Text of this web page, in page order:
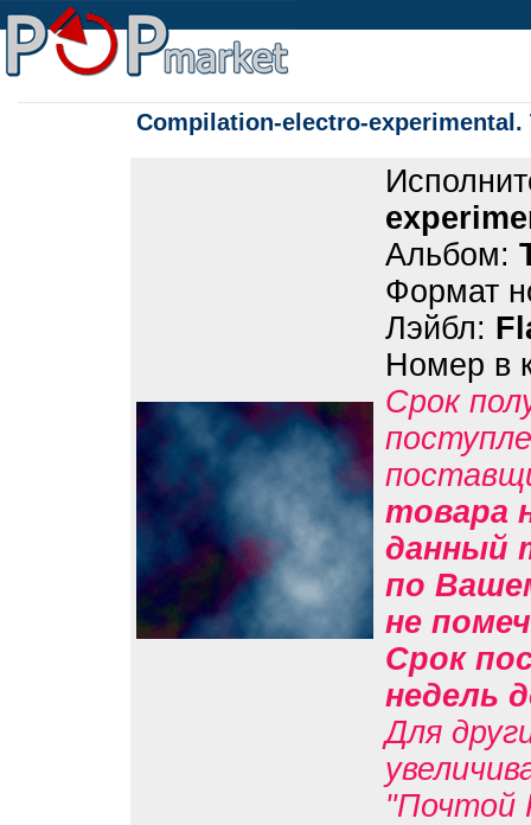
Compilation-electro-
Альбом:
Формат
Лэйбл:
Номер в
Срок
товара
данный
по
не
Срок
недель
Для
"Почтой